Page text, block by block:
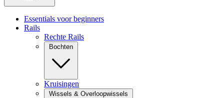
Essentials voor beginners
Rails
Rechte Rails
Bochten
Kruisingen
Wissels & Overloopwissels